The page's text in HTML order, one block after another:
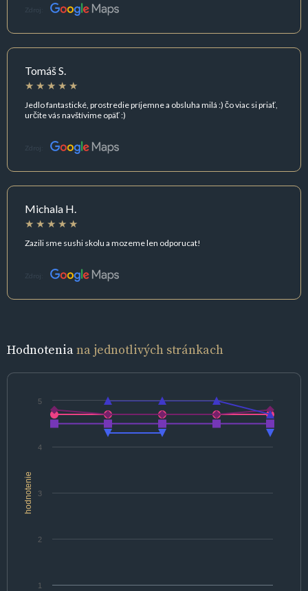
Zdroj:
Tomáš S.
Jedlo fantastické, prostredie príjemne a obsluha milá :) čo viac si priať,
určite vás navštívime opäť :)
Zdroj:
Michala H.
Zazili sme sushi skolu a mozeme len odporucat!
Zdroj:
Hodnoteniana jednotlivých stránkach
hodnotenie
1
2
3
4
5